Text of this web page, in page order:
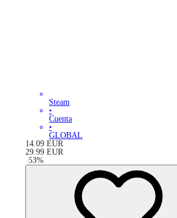
Steam
•
Cuenta
•
GLOBAL
14.09 EUR
29.99 EUR
-53%